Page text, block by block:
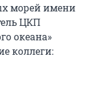
морей имени
ЦКП
океана»
коллеги: